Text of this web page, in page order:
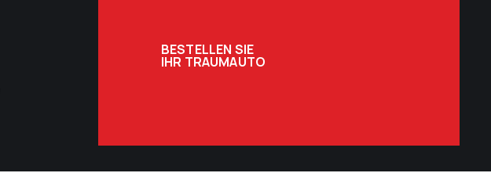
BESTELLEN SIE
IHR TRAUMAUTO